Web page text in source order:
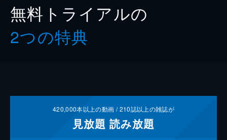
無料トライアルの
2つの特典
420,000本以上の動画 /210誌以上の雑誌が
見放題 読み放題